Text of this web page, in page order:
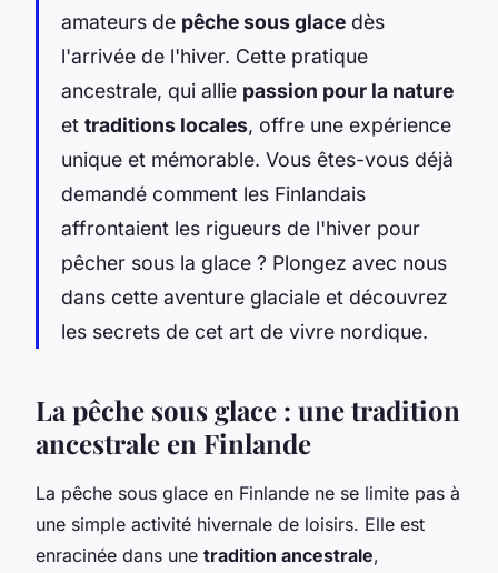
amateurs de pêche sous glace dès
l'arrivée de l'hiver. Cette pratique
ancestrale, qui allie passion pour la nature
et traditions locales, offre une expérience
unique et mémorable. Vous êtes-vous déjà
demandé comment les Finlandais
affrontaient les rigueurs de l'hiver pour
pêcher sous la glace ? Plongez avec nous
dans cette aventure glaciale et découvrez
les secrets de cet art de vivre nordique.
La pêche sous glace : une tradition
ancestrale en Finlande
La pêche sous glace en Finlande ne se limite pas à
une simple activité hivernale de loisirs. Elle est
enracinée dans une tradition ancestrale,